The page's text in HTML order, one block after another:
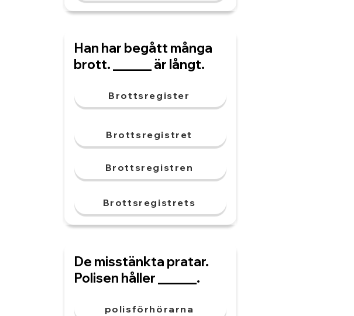
Han har begått många
brott. ______ är långt.
Brottsregister
Brottsregistret
Brottsregistren
Brottsregistrets
De misstänkta pratar.
Polisen håller ______.
polisförhörarna